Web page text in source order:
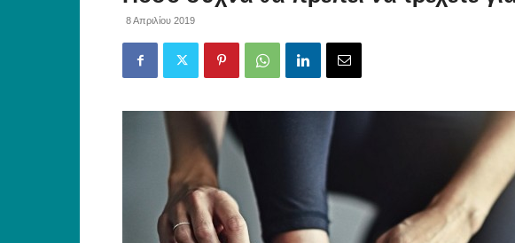
8 Απριλίου 2019